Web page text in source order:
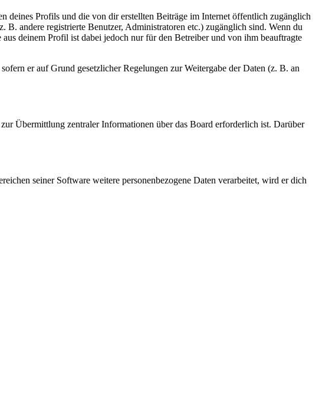
deines Profils und die von dir erstellten Beiträge im Internet öffentlich zugänglich
andere registrierte Benutzer, Administratoren etc.) zugänglich sind. Wenn du
deinem Profil ist dabei jedoch nur für den Betreiber und von ihm beauftragte
er auf Grund gesetzlicher Regelungen zur Weitergabe der Daten (z. B. an
Übermittlung zentraler Informationen über das Board erforderlich ist. Darüber
seiner Software weitere personenbezogene Daten verarbeitet, wird er dich